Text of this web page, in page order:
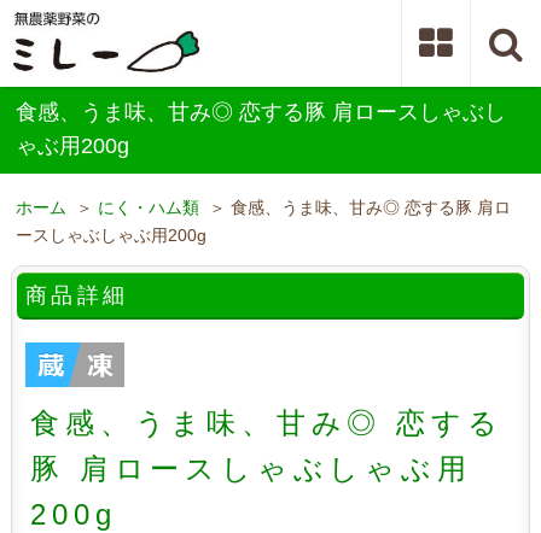
食感、うま味、甘み◎ 恋する豚 肩ロースしゃぶし
ゃぶ用200g
ホーム ＞ にく・ハム類 ＞ 食感、うま味、甘み◎ 恋する豚 肩ロ
ースしゃぶしゃぶ用200g
商品詳細
食感、うま味、甘み◎ 恋する
豚 肩ロースしゃぶしゃぶ用
200g